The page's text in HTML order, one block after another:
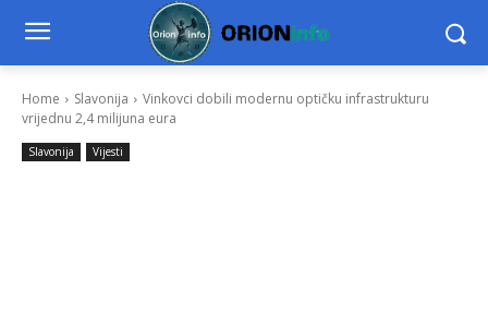
Home Slavonija
Vinkovci dobili modernu optičku infrastrukturu
vrijednu 2,4 milijuna eura
Slavonija Vijesti